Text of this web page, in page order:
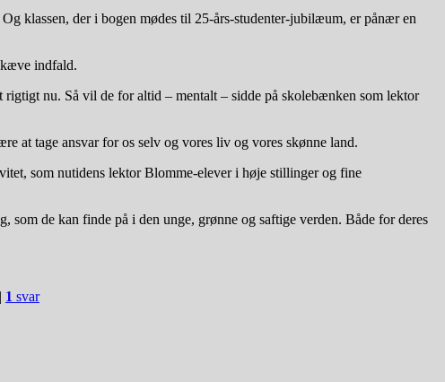
klassen, der i bogen mødes til 25-års-studenter-jubilæum, er pånær en
indfald.
nu. Så vil de for altid – mentalt – sidde på skolebænken som lektor
at tage ansvar for os selv og vores liv og vores skønne land.
som nutidens lektor Blomme-elever i høje stillinger og fine
som de kan finde på i den unge, grønne og saftige verden. Både for deres
| 1 svar